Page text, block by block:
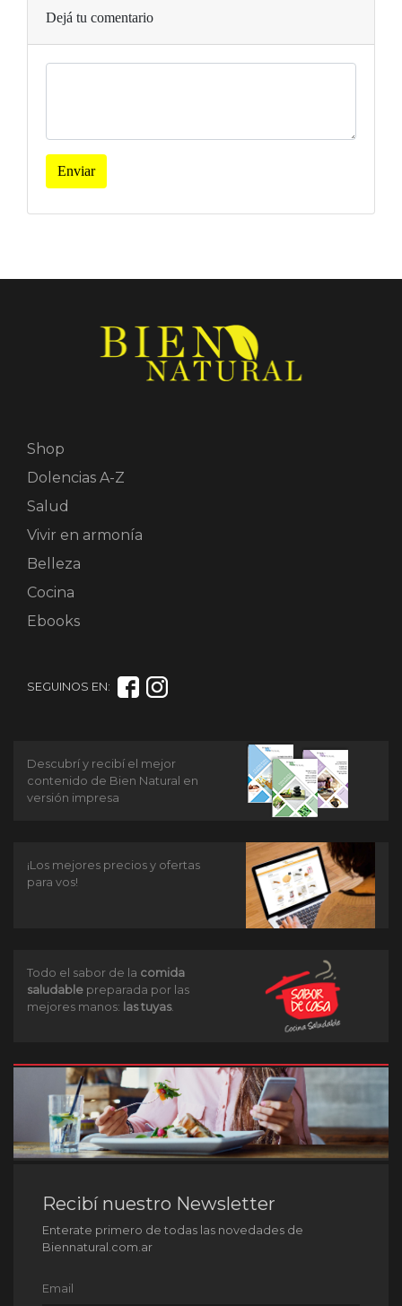
Dejá tu comentario
Enviar
Shop
Dolencias A-Z
Salud
Vivir en armonía
Belleza
Cocina
Ebooks
SEGUINOS EN:
Descubrí y recibí el mejor
contenido de Bien Natural en
versión impresa
¡Los mejores precios y ofertas
para vos!
Todo el sabor de la comida
saludable preparada por las
mejores manos: las tuyas.
Recibí nuestro Newsletter
Enterate primero de todas las novedades de
Biennatural.com.ar
Email